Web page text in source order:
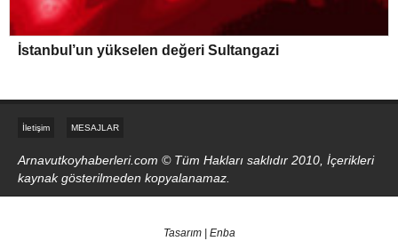
İstanbul’un yükselen değeri Sultangazi
İletişim MESAJLAR
Arnavutkoyhaberleri.com © Tüm Hakları saklıdır 2010, İçerikleri
kaynak gösterilmeden kopyalanamaz.
Tasarım | Enba